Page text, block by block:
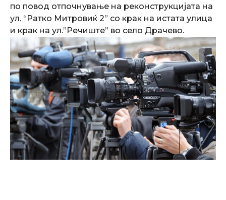
по повод отпочнување на реконструкцијата на
ул. “Ратко Митровиќ 2” со крак на истата улица
и крак на ул.”Речиште” во село Драчево.